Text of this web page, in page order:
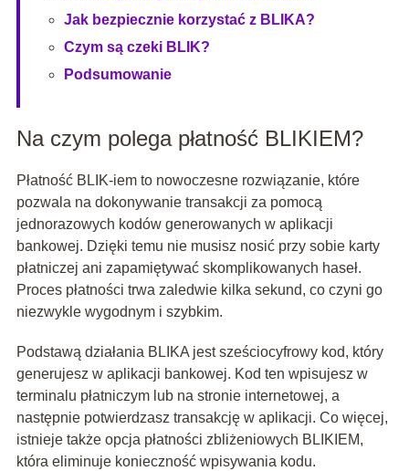
Jak bezpiecznie korzystać z BLIKA?
Czym są czeki BLIK?
Podsumowanie
Na czym polega płatność BLIKIEM?
Płatność BLIK-iem to nowoczesne rozwiązanie, które
pozwala na dokonywanie transakcji za pomocą
jednorazowych kodów generowanych w aplikacji
bankowej. Dzięki temu nie musisz nosić przy sobie karty
płatniczej ani zapamiętywać skomplikowanych haseł.
Proces płatności trwa zaledwie kilka sekund, co czyni go
niezwykle wygodnym i szybkim.
Podstawą działania BLIKA jest sześciocyfrowy kod, który
generujesz w aplikacji bankowej. Kod ten wpisujesz w
terminalu płatniczym lub na stronie internetowej, a
następnie potwierdzasz transakcję w aplikacji. Co więcej,
istnieje także opcja płatności zbliżeniowych BLIKIEM,
która eliminuje konieczność wpisywania kodu.